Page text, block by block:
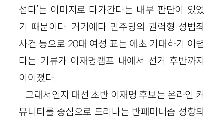
섭다’는 이미지로 다가간다는 내부 판단이 있었
기 때문이다. 거기에다 민주당의 권력형 성범죄
사건 등으로 20대 여성 표는 애초 기대하기 어렵
다는 기류가 이재명캠프 내에서 선거 후반까지
이어졌다.
그래서인지 대선 초반 이재명 후보는 온라인 커
뮤니티를 중심으로 드러나는 반페미니즘 성향의